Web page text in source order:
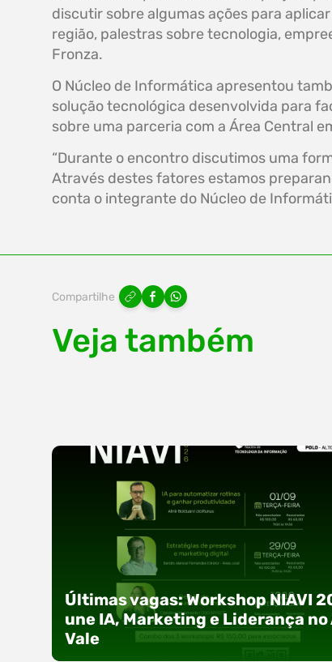
discutir sobre algumas ações para
região, palestras sobre tecnologia,
Fronza.
O Núcleo de Informática apresentou
solução tecnológica desenvolvida para
sobre uma parceria com a Área Central
“Durante o encontro discutimos uma
Através destes fatores estamos
conta o integrante do Núcleo de
Compartilhe
Veja também
Últimas vagas: Workshop NIAVI
une IA, Marketing e Liderança no
Vale